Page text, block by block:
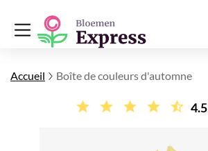
Accueil Boîte de couleurs d'automne
4.5